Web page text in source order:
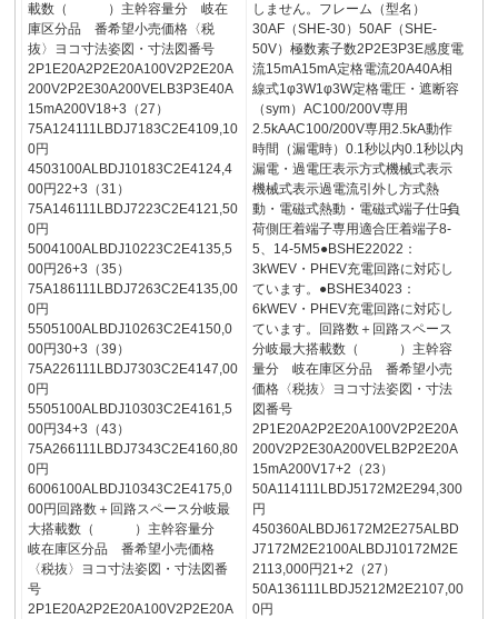
載数（ ）主幹容量分 岐在
庫区分品 番希望小売価格〈税
抜〉ヨコ寸法姿図・寸法図番号
2P1E20A2P2E20A100V2P2E20A
200V2P2E30A200VELB3P3E40A
15mA200V18+3（27）
75A124111LBDJ7183C2E4109,10
0円
4503100ALBDJ10183C2E4124,4
00円22+3（31）
75A146111LBDJ7223C2E4121,50
0円
5004100ALBDJ10223C2E4135,5
00円26+3（35）
75A186111LBDJ7263C2E4135,00
0円
5505100ALBDJ10263C2E4150,0
00円30+3（39）
75A226111LBDJ7303C2E4147,00
0円
5505100ALBDJ10303C2E4161,5
00円34+3（43）
75A266111LBDJ7343C2E4160,80
0円
6006100ALBDJ10343C2E4175,0
00円回路数＋回路スペース分岐最
大搭載数（ ）主幹容量分
岐在庫区分品 番希望小売価格
〈税抜〉ヨコ寸法姿図・寸法図番
号
2P1E20A2P2E20A100V2P2E20A
しません。フレーム（型名）
30AF（SHE-30）50AF（SHE-
50V）極数素子数2P2E3P3E感度電
流15mA15mA定格電流20A40A相
線式1φ3W1φ3W定格電圧・遮断容
（sym）AC100/200V専用
2.5kAAC100/200V専用2.5kA動作
時間（漏電時）0.1秒以内0.1秒以内
漏電・過電圧表示方式機械式表示
機械式表示過電流引外し方式熱
動・電磁式熱動・電磁式端子仕様̶負
荷側圧着端子専用適合圧着端子8-
5、14-5M5●BSHE22022：
3kWEV・PHEV充電回路に対応し
ています。●BSHE34023：
6kWEV・PHEV充電回路に対応し
ています。回路数＋回路スペース
分岐最大搭載数（ ）主幹容
量分 岐在庫区分品 番希望小売
価格〈税抜〉ヨコ寸法姿図・寸法
図番号
2P1E20A2P2E20A100V2P2E20A
200V2P2E30A200VELB2P2E20A
15mA200V17+2（23）
50A114111LBDJ5172M2E294,300
円
450360ALBDJ6172M2E275ALBD
J7172M2E2100ALBDJ10172M2E
2113,000円21+2（27）
50A136111LBDJ5212M2E2107,00
0円